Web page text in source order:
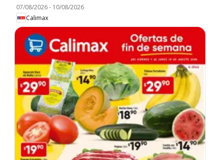
07/08/2026- 10/08/2026
Calimax